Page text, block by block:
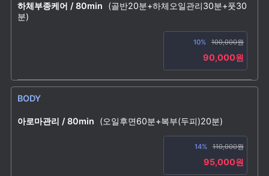
하체부종케어 / 80min
(골반20분+하체오일관리30분+풋30
분)
10% 100,000원
90,000원
BODY
아로마관리 / 80min (오일후면60분+복부(두피)20분)
14% 110,000원
95,000원